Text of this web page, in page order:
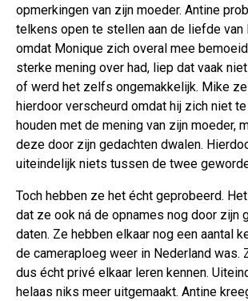
opmerkingen van zijn moeder. Antine
telkens open te stellen aan de liefde van
omdat Monique zich overal mee
sterke mening over had, liep dat vaak
of werd het zelfs ongemakkelijk. Mike
hierdoor verscheurd omdat hij zich niet
houden met de mening van zijn moeder,
deze door zijn gedachten dwalen.
uiteindelijk niets tussen de twee
Toch hebben ze het écht geprobeerd.
dat ze ook ná de opnames nog door zijn
daten. Ze hebben elkaar nog een aantal
de cameraploeg weer in Nederland was.
dus écht privé elkaar leren kennen.
helaas niks meer uitgemaakt. Antine